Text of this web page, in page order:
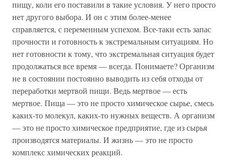
пищу, коли его поставили в такие условия. У него просто
нет другого выбора. И он с этим более-менее
справляется, с переменным успехом. Все-таки есть запас
прочности и готовность к экстремальным ситуациям. Но
нет готовности к тому, что экстремальная ситуация будет
продолжаться все время — всегда. Понимаете? Организм
не в состоянии постоянно выводить из себя отходы от
переработки мертвой пищи. Ведь мертвое — есть
мертвое. Пища — это не просто химическое сырье, смесь
каких-то молекул, каких-то нужных веществ. А организм
— это не просто химическое предприятие, где из сырья
производятся материалы. И жизнь — это не просто
комплекс химических реакций.